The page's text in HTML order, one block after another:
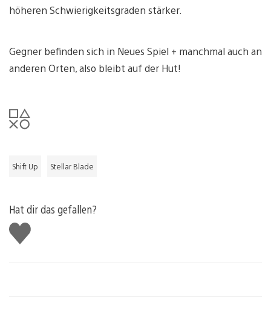
höheren Schwierigkeitsgraden stärker.
Gegner befinden sich in Neues Spiel + manchmal auch an
anderen Orten, also bleibt auf der Hut!
Shift Up Stellar Blade
Hat dir das gefallen?
Gefällt
mir